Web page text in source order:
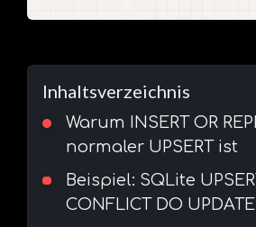
Inhaltsverzeichnis
Warum INSERT OR
normaler UPSERT ist
Beispiel: SQLite
CONFLICT DO UPDATE